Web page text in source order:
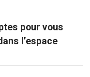
pour vous
l’espace